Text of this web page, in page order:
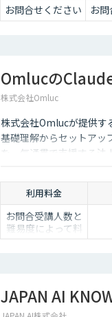
お問合せください お
Omlucの
株式会社Omluc
株式会社Omlucが提供す
基礎理解からセットアッ
を一気通貫で支援する法
利用料金
お問合受講人数と
難易度によって料
金は変動いたしま
ください。
JAPAN AI